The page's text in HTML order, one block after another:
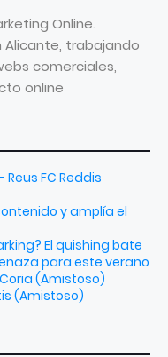
Online.
Alicante, trabajando
comerciales,
online
FC Reddis
y amplía el
El quishing bate
para este verano
(Amistoso)
(Amistoso)